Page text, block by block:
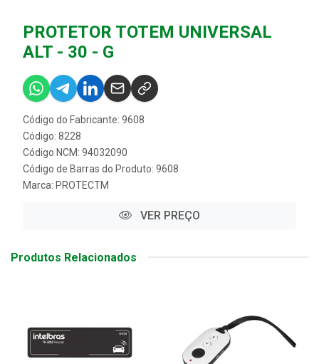
PROTETOR TOTEM UNIVERSAL
ALT - 30 - G
Código do Fabricante: 9608
Código: 8228
Código NCM: 94032090
Código de Barras do Produto: 9608
Marca: PROTECTM
VER PREÇO
Produtos Relacionados